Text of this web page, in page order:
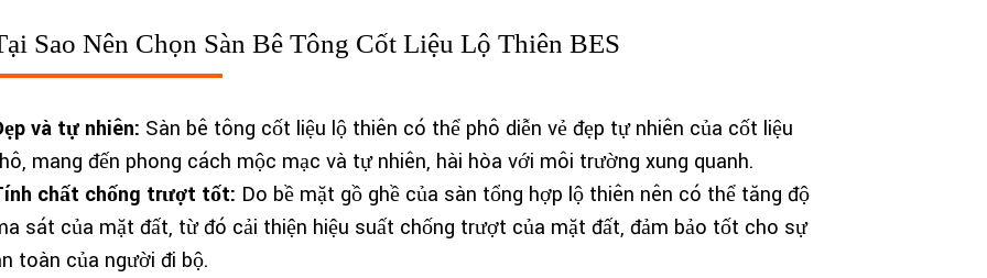
Sao Nên Chọn Sàn Bê Tông Cốt Liệu Lộ Thiên BES
và tự nhiên: Sàn bê tông cốt liệu lộ thiên có thể phô diễn vẻ đẹp tự nhiên của cốt liệu
mang đến phong cách mộc mạc và tự nhiên, hài hòa với môi trường xung quanh.
chất chống trượt tốt: Do bề mặt gồ ghề của sàn tổng hợp lộ thiên nên có thể tăng độ
sát của mặt đất, từ đó cải thiện hiệu suất chống trượt của mặt đất, đảm bảo tốt cho sự
toàn của người đi bộ.